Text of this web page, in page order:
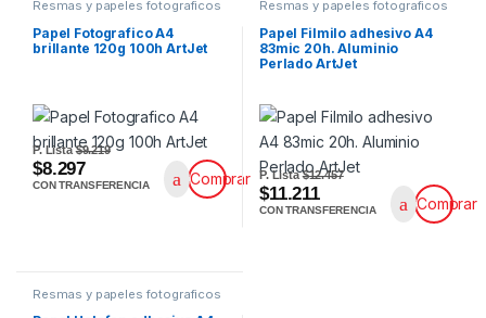
Resmas y papeles fotograficos
Papel Fotografico A4
brillante 120g 100h ArtJet
P. Lista$9.219
$8.297
CON TRANSFERENCIA Comprar
Resmas y papeles fotograficos
Papel Filmilo adhesivo A4
83mic 20h. Aluminio
Perlado ArtJet
P. Lista$12.457
$11.211
CON TRANSFERENCIA Comprar
Resmas y papeles fotograficos